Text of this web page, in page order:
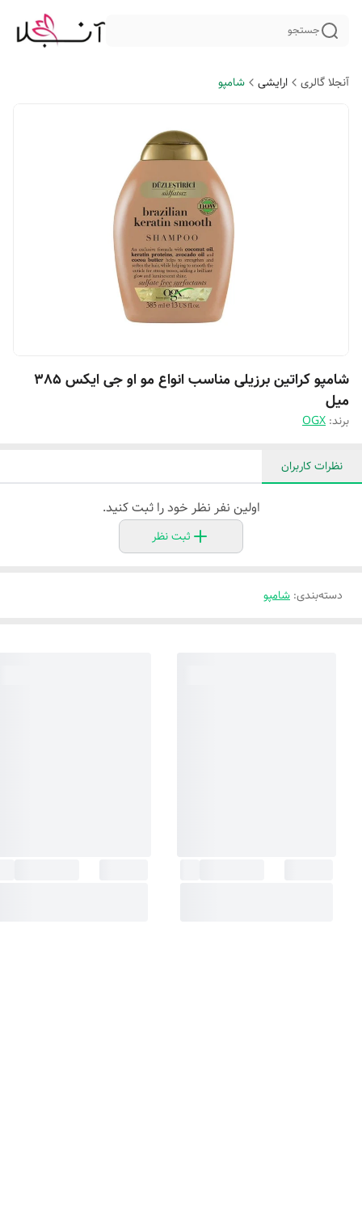
جستجو
آنجلا گالری ارایشی شامپو
شامپو کراتین برزیلی مناسب انواع مو او جی ایکس 385
میل
برند: OGX
نظرات کاربران
اولین نفر نظر خود را ثبت کنید.
ثبت نظر
دسته‌بندی: شامپو